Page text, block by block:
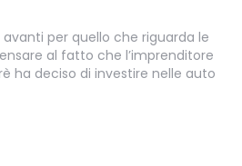
per quello che riguarda le
al fatto che l’imprenditore
ha deciso di investire nelle auto